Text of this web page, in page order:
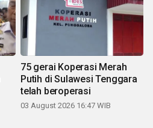
75 gerai Koperasi Merah
Putih di Sulawesi Tenggara
telah beroperasi
03 August 2026 16:47 WIB